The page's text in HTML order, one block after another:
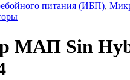
питания (ИБП),
МАП Sin